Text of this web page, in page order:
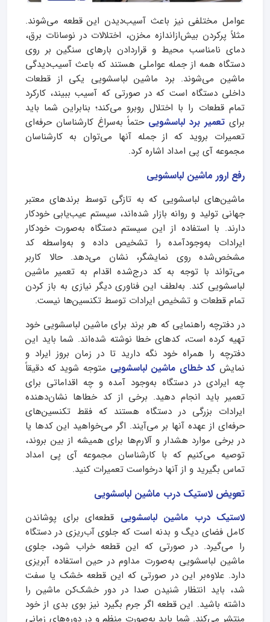
عوامل مختلفی نیز باعث آسیب‌دیدن این قطعه می‌شوند.
مثلاً پر‌کردن بیش‌ازاندازه مخزن، اختلالات در نوسانات برق،
دمای نامناسب محیط و قراردادن بار‌های سنگین بر روی
دستگاه همه از جمله عواملی هستند که باعث آسیب‌دیدگی
ماشین می‌شوند. برد ماشین لباسشویی یکی از قطعات
داخلی دستگاه است که در صورتی که آسیب ببیند، کارکرد
تمام قطعات را با اختلال روبرو می‌کند؛ بنابراین شما باید
برای تعمیر برد لباسشویی حتماً به‌سراغ کارشناسان حرفه‌ای
تعمیرات بروید که از جمله آنها می‌توان به کارشناسان
مجموعه آی پی امداد اشاره کرد.
رفع ارور ماشین لباسشویی
ماشین‌های لباسشویی که به تازگی توسط برند‌های معتبر
جهانی تولید و روانه بازار‌ شده‌اند، سیستم عیب‌یابی خودکار
دارند. با استفاده از این سیستم دستگاه به‌صورت خودکار
ایرادات به‌وجودآمده را تشخیص داده و به‌واسطه کد
مشخص‌شده روی نمایشگر، نشان می‌دهد. حالا کاربر
می‌تواند با توجه به کد درج‌شده اقدام به تعمیر ماشین
لباسشویی کند. به‌لطف این فناوری دیگر نیازی به باز کردن
تمام قطعات و تشخیص ایرادات توسط تکنسین‌ها نیست.
در دفترچه راهنمایی که هر برند برای ماشین لباسشویی خود
تهیه کرده است، کد‌های خطا نوشته شده‌اند. شما باید این
دفترچه را همراه خود نگه دارید تا در زمان بروز ایراد و
نمایش کد خطای ماشین لباسشویی متوجه شوید که دقیقاً
چه ایرادی در دستگاه به‌وجود آمده و چه اقداماتی برای
تعمیر باید انجام دهید. برخی از کد خطاها نشان‌دهنده
ایرادات بزرگی در دستگاه هستند که فقط تکنسین‌های
حرفه‌ای از عهده آنها بر می‌آیند. اگر می‌خواهید این کد‌ها یا
در برخی موارد هشدار و آلارم‌ها برای همیشه از بین بروند،
توصیه می‌کنیم که با کارشناسان مجموعه آی پی امداد
تماس بگیرید و از آنها درخواست تعمیرات کنید.
تعویض لاستیک درب ماشین لباسشویی
لاستیک درب ماشین لباسشویی قطعه‌ای برای پوشاندن
کامل فضای دیگ و بدنه است که جلوی آب‌ریزی در دستگاه
را می‌گیرد. در صورتی که این قطعه خراب شود، جلوی
ماشین لباسشویی به‌صورت مداوم در حین استفاده آبریزی
دارد. علاوه‌بر این در صورتی که این قطعه خشک یا سفت
شد، باید انتظار شنیدن صدا در دور خشک‌کن ماشین را
داشته باشید. این قطعه اگر جرم بگیرد نیز بوی بدی از خود